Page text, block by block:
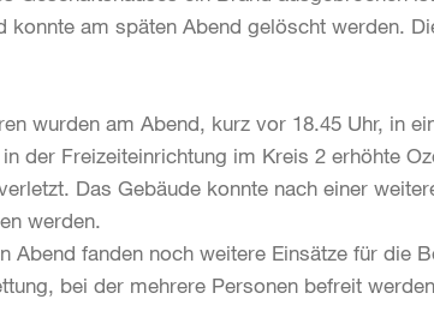
konnte am späten Abend gelöscht werden.
wurden am Abend, kurz vor 18.45 Uhr, in
der Freizeiteinrichtung im Kreis 2 erhöhte
Das Gebäude konnte nach einer
werden.
Abend fanden noch weitere Einsätze für die
bei der mehrere Personen befreit